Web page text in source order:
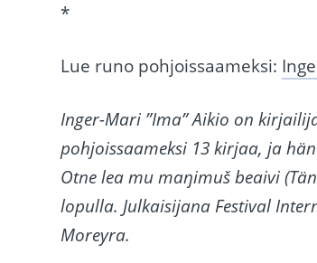
*
Lue runo pohjoissaameksi:
Inger-Mari ”Ima” Aikio on
pohjoissaameksi 13 kirjaa, ja
Otne lea mu maŋimuš beaivi
lopulla. Julkaisijana Festival
Moreyra.